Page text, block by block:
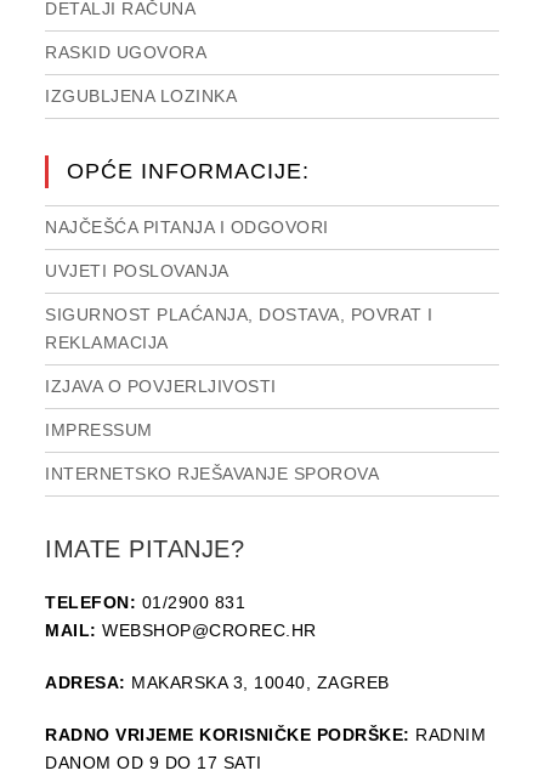
DETALJI RAČUNA
RASKID UGOVORA
IZGUBLJENA LOZINKA
OPĆE INFORMACIJE:
NAJČEŠĆA PITANJA I ODGOVORI
UVJETI POSLOVANJA
SIGURNOST PLAĆANJA, DOSTAVA, POVRAT I
REKLAMACIJA
IZJAVA O POVJERLJIVOSTI
IMPRESSUM
INTERNETSKO RJEŠAVANJE SPOROVA
IMATE PITANJE?
TELEFON: 01/2900 831
MAIL: WEBSHOP@CROREC.HR
ADRESA: MAKARSKA 3, 10040, ZAGREB
RADNO VRIJEME KORISNIČKE PODRŠKE: RADNIM
DANOM OD 9 DO 17 SATI